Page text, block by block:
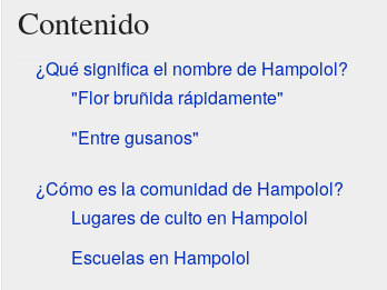
Contenido
¿Qué significa el nombre de Hampolol?
"Flor bruñida rápidamente"
"Entre gusanos"
¿Cómo es la comunidad de Hampolol?
Lugares de culto en Hampolol
Escuelas en Hampolol